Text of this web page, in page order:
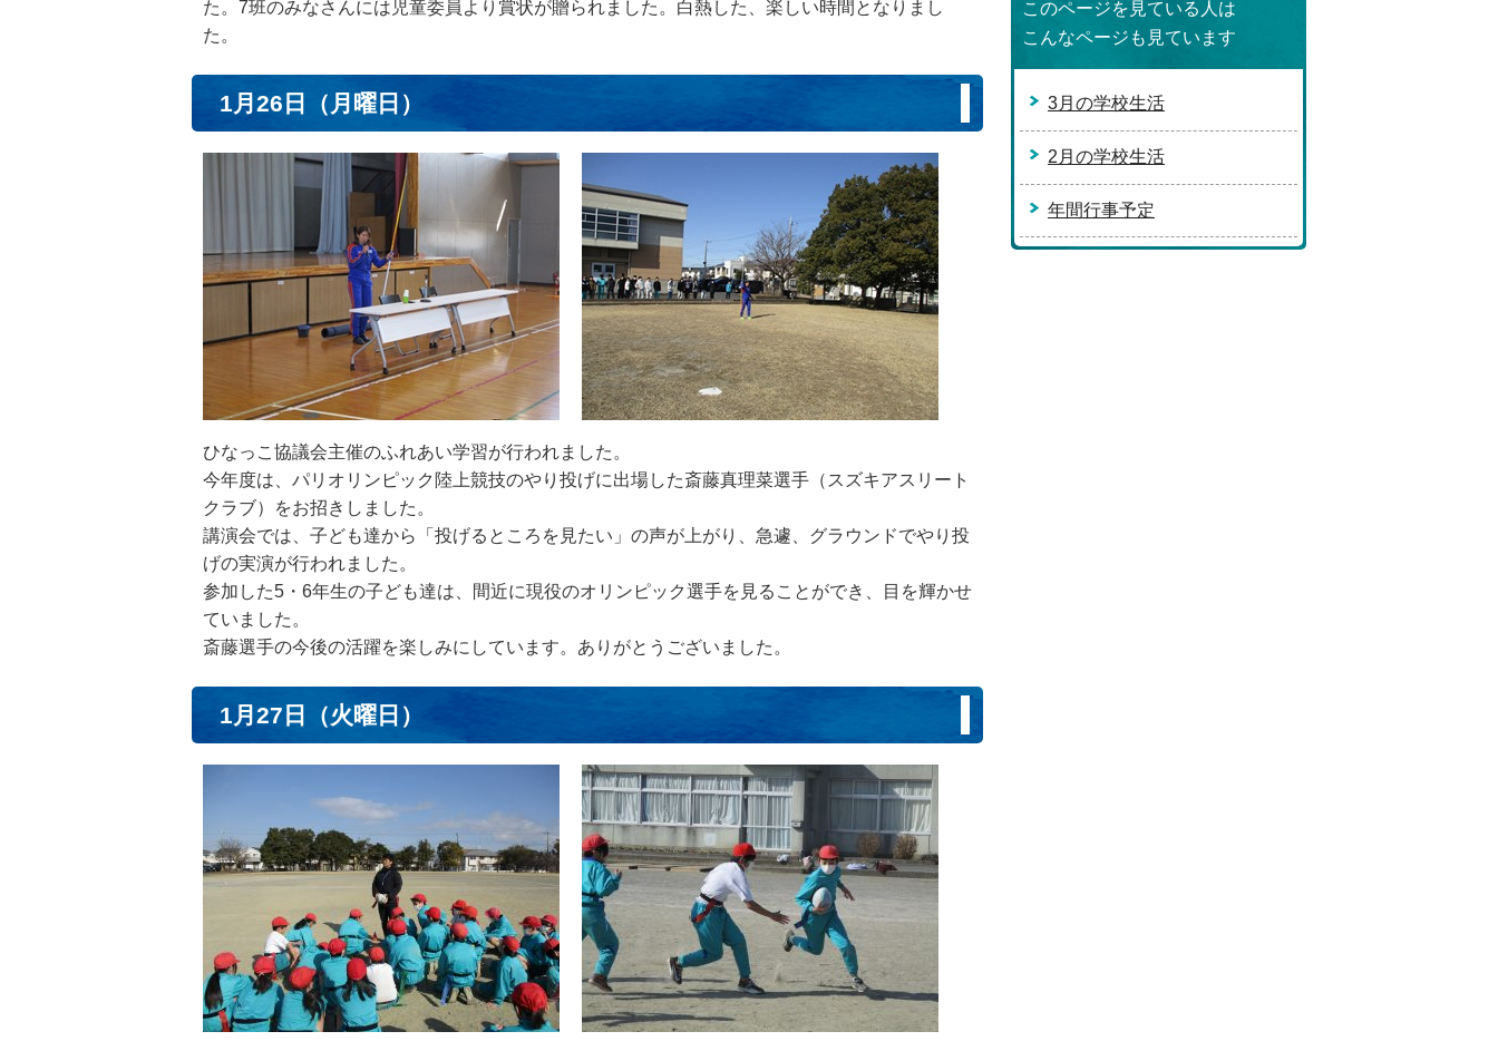
た。7班のみなさんには児童委員より賞状が贈られました。白熱した、楽しい時間となりまし
た。
1月26日（月曜日）
ひなっこ協議会主催のふれあい学習が行われました。
今年度は、パリオリンピック陸上競技のやり投げに出場した斎藤真理菜選手（スズキアスリート
クラブ）をお招きしました。
講演会では、子ども達から「投げるところを見たい」の声が上がり、急遽、グラウンドでやり投
げの実演が行われました。
参加した5・6年生の子ども達は、間近に現役のオリンピック選手を見ることができ、目を輝かせ
ていました。
斎藤選手の今後の活躍を楽しみにしています。ありがとうございました。
1月27日（火曜日）
このページを見ている人は
こんなページも見ています
3月の学校生活
2月の学校生活
年間行事予定